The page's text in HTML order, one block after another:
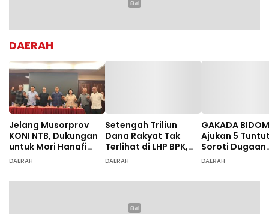
DAERAH
Jelang Musorprov
KONI NTB, Dukungan
untuk Mori Hanafi
Menguat
DAERAH
Setengah Triliun
Dana Rakyat Tak
Terlihat di LHP BPK,
Legislator PDIP DPRD
Investigatif
DAERAH
GAKADA BIDOM
Ajukan 5
Soroti Dugaan
DAERAH